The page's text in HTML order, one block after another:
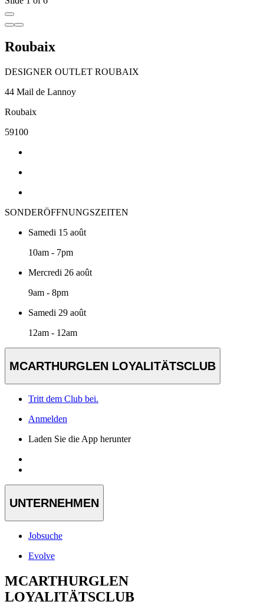
Roubaix
DESIGNER OUTLET ROUBAIX
44 Mail de Lannoy
Roubaix
59100
SONDERÖFFNUNGSZEITEN
Samedi 15 août
10am - 7pm
Mercredi 26 août
9am - 8pm
Samedi 29 août
12am - 12am
MCARTHURGLEN LOYALITÄTSCLUB
Tritt dem Club bei.
Anmelden
Laden Sie die App herunter
UNTERNEHMEN
Jobsuche
Evolve
MCARTHURGLEN
LOYALITÄTSCLUB